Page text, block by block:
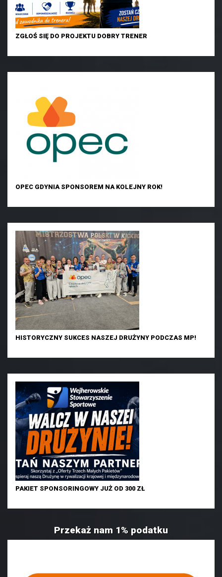
ZGŁOŚ SIĘ DO PROJEKTU DOBRY TRENER
OPEC GDYNIA SPONSOREM NA KOLEJNY ROK!
HISTORYCZNY SUKCES NASZEJ DRUŻYNY PODCZAS MP!
PAKIET SPONSORINGOWY JUŻ OD 300 ZŁ
Przekaż nam 1% podatku